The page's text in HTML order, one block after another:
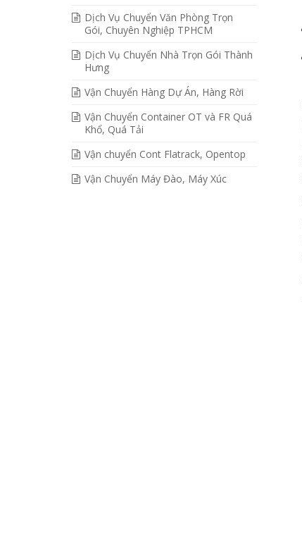
Dịch Vụ Chuyển Văn Phòng Trọn
Gói, Chuyên Nghiệp TPHCM
Dịch Vụ Chuyển Nhà Trọn Gói Thành
Hưng
Vận Chuyển Hàng Dự Án, Hàng Rời
Vận Chuyển Container OT và FR Quá
Khổ, Quá Tải
Vận chuyển Cont Flatrack, Opentop
Vận Chuyển Máy Đào, Máy Xúc